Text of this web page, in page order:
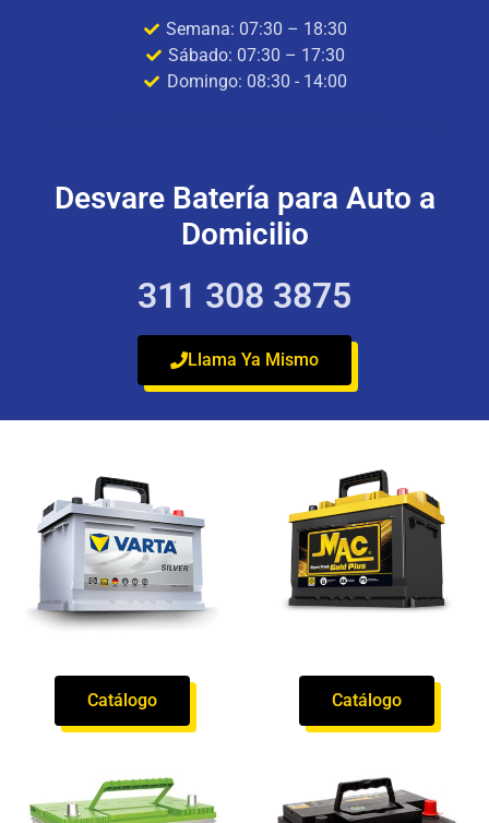
Semana: 07:30 – 18:30
Sábado: 07:30 – 17:30
Domingo: 08:30 - 14:00
Desvare Batería para Auto a
Domicilio
311 308 3875
Llama Ya Mismo
Catálogo Catálogo